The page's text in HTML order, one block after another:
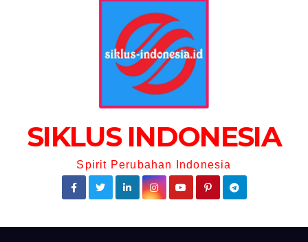
SIKLUS INDONESIA
Spirit Perubahan Indonesia